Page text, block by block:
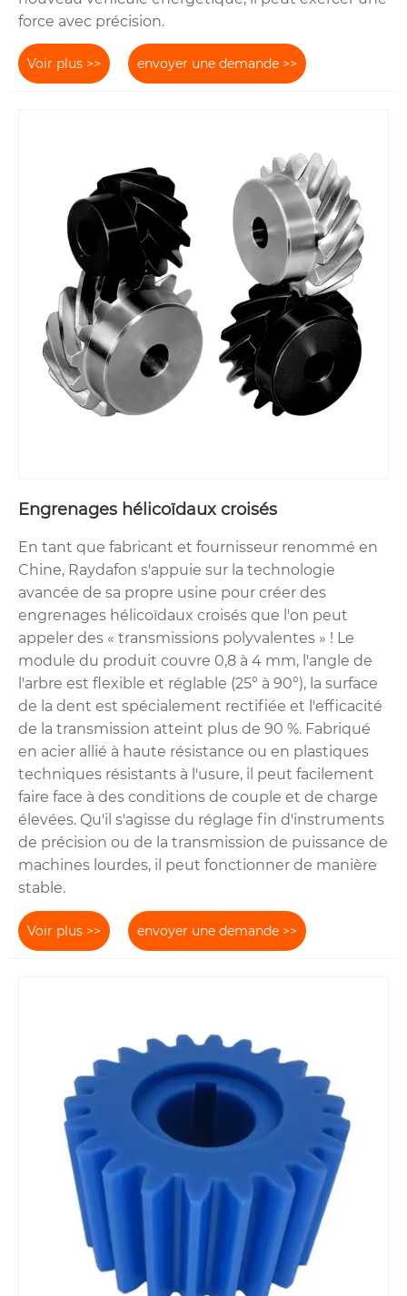
force avec précision.
Voir plus >> envoyer une demande >>
Engrenages hélicoïdaux croisés
En tant que fabricant et fournisseur renommé en
Chine, Raydafon s'appuie sur la technologie
avancée de sa propre usine pour créer des
engrenages hélicoïdaux croisés que l'on peut
appeler des « transmissions polyvalentes » ! Le
module du produit couvre 0,8 à 4 mm, l'angle de
l'arbre est flexible et réglable (25° à 90°), la surface
de la dent est spécialement rectifiée et l'efficacité
de la transmission atteint plus de 90 %. Fabriqué
en acier allié à haute résistance ou en plastiques
techniques résistants à l'usure, il peut facilement
faire face à des conditions de couple et de charge
élevées. Qu'il s'agisse du réglage fin d'instruments
de précision ou de la transmission de puissance de
machines lourdes, il peut fonctionner de manière
stable.
Voir plus >> envoyer une demande >>